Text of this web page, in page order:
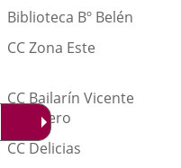
Biblioteca Bº Belén
CC Zona Este
CC Bailarín Vicente
Escudero
CC Delicias